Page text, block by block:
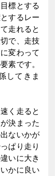
標とする
するレー
走れると
で、走技
変わって
素です。
してきま
く走ると
決まった
ないかが
ぱり走り
いに大き
かに良い